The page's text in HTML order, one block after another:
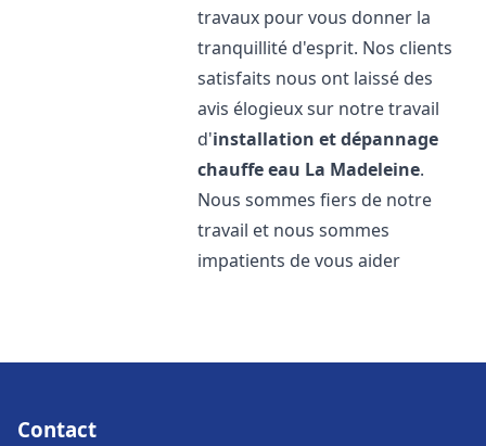
travaux pour vous donner la
tranquillité d'esprit. Nos clients
satisfaits nous ont laissé des
avis élogieux sur notre travail
d'installation et dépannage
chauffe eau La Madeleine.
Nous sommes fiers de notre
travail et nous sommes
impatients de vous aider
Contact